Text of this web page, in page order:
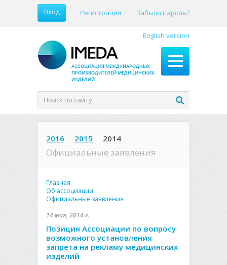
Вход Регистрация Забыли пароль?
English version
2016 2015 2014
Официальные заявления
Главная
Об ассоциации
Официальные заявления
14 мая, 2014 г.
Позиция Ассоциации по вопросу
возможного установления
запрета на рекламу медицинских
изделий